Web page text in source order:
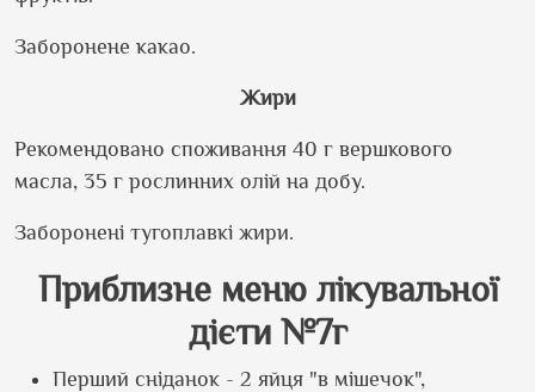
Заборонене какао.
Жири
Рекомендовано споживання 40 г вершкового
масла, 35 г рослинних олій на добу.
Заборонені тугоплавкі жири.
Приблизне меню лікувальної
дієти №7г
Перший сніданок - 2 яйця "в мішечок",